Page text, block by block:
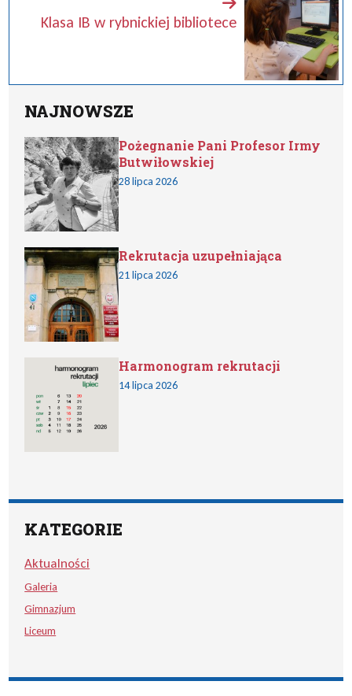
Klasa IB w rybnickiej bibliotece
NAJNOWSZE
Pożegnanie Pani Profesor Irmy
Butwiłowskiej
28 lipca 2026
Rekrutacja uzupełniająca
21 lipca 2026
Harmonogram rekrutacji
14 lipca 2026
KATEGORIE
Aktualności
Galeria
Gimnazjum
Liceum